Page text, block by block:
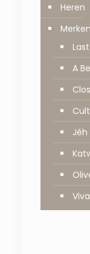
Heren
Merken
A
Jéh